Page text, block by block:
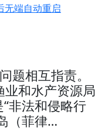
无端自动重启
相互指责。
和水产资源局
非法和侵略行
（菲律…